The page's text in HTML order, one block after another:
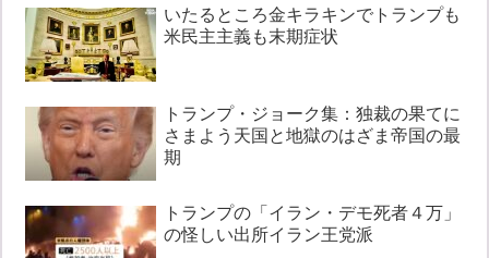
いたるところ金キラキンでトランプも
米民主主義も末期症状
トランプ・ジョーク集：独裁の果てに
さまよう天国と地獄のはざま帝国の最
期
トランプの「イラン・デモ死者４万」
の怪しい出所イラン王党派